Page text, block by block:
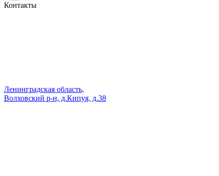
Контакты
Ленинградская область,
Волховский р-н, д.Кипуя, д.38